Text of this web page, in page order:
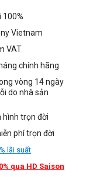
100%
Vietnam
VAT
chính hãng
vòng 14 ngày
do nhà sản
hình trọn đời
phí trọn đời
lãi suất
qua HD Saison